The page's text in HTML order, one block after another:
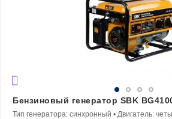
Бензиновый генератор SBK
Тип генератора: синхронный • Двигатель: